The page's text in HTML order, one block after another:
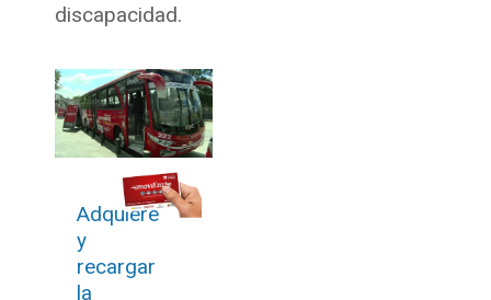
discapacidad.
Adquiere
y
recargar
la